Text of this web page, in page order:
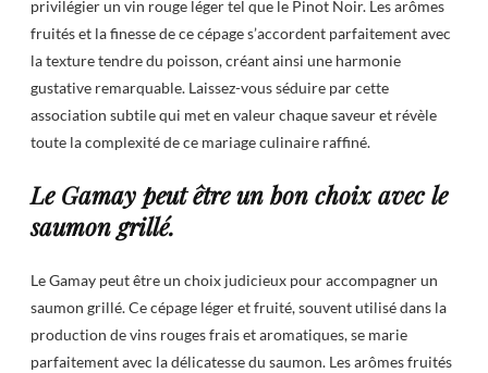
privilégier un vin rouge léger tel que le Pinot Noir. Les arômes
fruités et la finesse de ce cépage s’accordent parfaitement avec
la texture tendre du poisson, créant ainsi une harmonie
gustative remarquable. Laissez-vous séduire par cette
association subtile qui met en valeur chaque saveur et révèle
toute la complexité de ce mariage culinaire raffiné.
Le Gamay peut être un bon choix avec le
saumon grillé.
Le Gamay peut être un choix judicieux pour accompagner un
saumon grillé. Ce cépage léger et fruité, souvent utilisé dans la
production de vins rouges frais et aromatiques, se marie
parfaitement avec la délicatesse du saumon. Les arômes fruités